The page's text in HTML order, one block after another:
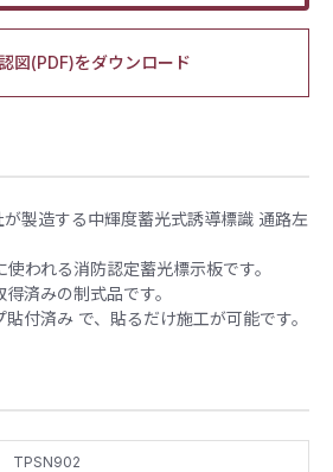
図(PDF)をダウンロード
製造する中輝度蓄光式誘導標識 通路左
われる消防認定蓄光標示板です。
済みの制式品です。
付済み で、貼るだけ施工が可能です。
TPSN902